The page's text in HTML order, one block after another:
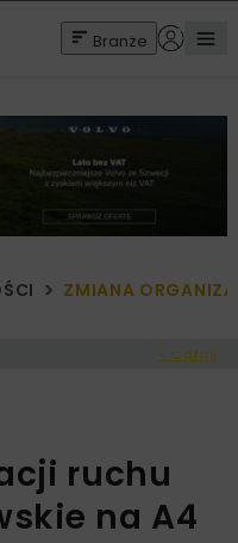
Branże
ZMIANA
< Cofnij
ruchu
na A4